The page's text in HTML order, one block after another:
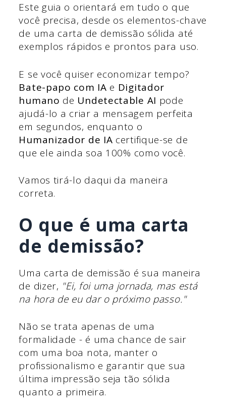
Este guia o orientará em tudo o que
você precisa, desde os elementos-chave
de uma carta de demissão sólida até
exemplos rápidos e prontos para uso.
E se você quiser economizar tempo?
Bate-papo com IA e Digitador
humano de Undetectable AI pode
ajudá-lo a criar a mensagem perfeita
em segundos, enquanto o
Humanizador de IA certifique-se de
que ele ainda soa 100% como você.
Vamos tirá-lo daqui da maneira
correta.
O que é uma carta
de demissão?
Uma carta de demissão é sua maneira
de dizer, "Ei, foi uma jornada, mas está
na hora de eu dar o próximo passo."
Não se trata apenas de uma
formalidade - é uma chance de sair
com uma boa nota, manter o
profissionalismo e garantir que sua
última impressão seja tão sólida
quanto a primeira.